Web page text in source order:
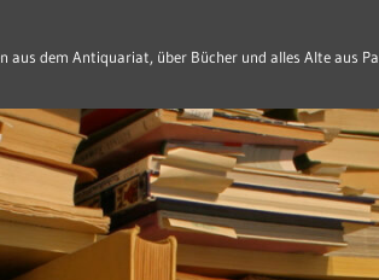
aus dem Antiquariat, über Bücher und alles Alte aus